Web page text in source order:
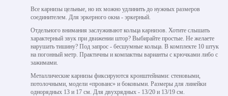
Все карнизы цельные, но их можно удлинить до нужных размеров
соединителем. Для эркерного окна - эркерный.
Отдельного внимания заслуживают кольца карнизов. Хотите слышать
характерный звук при движении штор? Выбирайте простые. Не желаете
нарушать тишину? Под запрос - бесшумные кольца. В комплекте 10 штук
на погонный метр. Практичны и компактны варианты с крючками либо с
зажимами.
Металлические карнизы фиксируются кронштейнами: стеновыми,
потолочными, модели «прованс» и боковыми. Размеры для линейки
однорядных 13 и 17 см. Для двухрядных - 13/20 и 13/19 см.